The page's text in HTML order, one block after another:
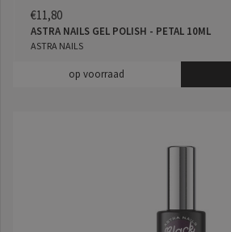
€11,80
ASTRA NAILS GEL POLISH - PETAL 10ML
ASTRA NAILS
op voorraad